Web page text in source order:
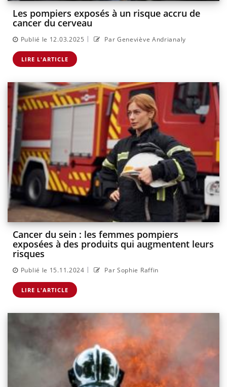
Les pompiers exposés à un risque accru de
cancer du cerveau
Publié le 12.03.2025 | Par Geneviève Andrianaly
LIRE L'ARTICLE
Cancer du sein : les femmes pompiers
exposées à des produits qui augmentent leurs
risques
Publié le 15.11.2024 | Par Sophie Raffin
LIRE L'ARTICLE